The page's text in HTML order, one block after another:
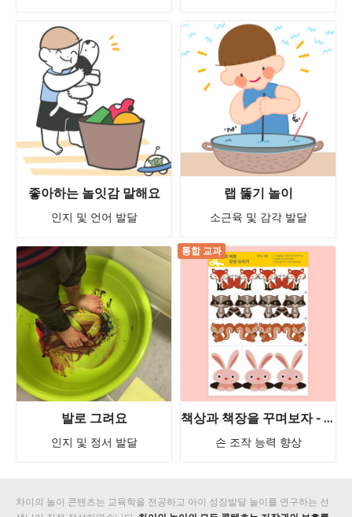
좋아하는 놀잇감 말해요
인지 및 언어 발달
랩 뚫기 놀이
소근육 및 감각 발달
발로 그려요
인지 및 정서 발달
통합 교과
책상과 책장을 꾸며보자 - 싹뚝 싹뚝 모양 오리기! 여우 너구리 다람쥐 토끼 ★차이의 놀이 무료 활동지 즉시 다운로드!
손 조작 능력 향상
차이의 놀이 콘텐츠는 교육학을 전공하고 아이 성장발달 놀이를 연구하는 선